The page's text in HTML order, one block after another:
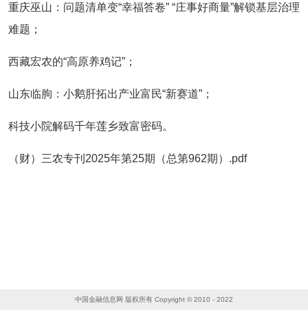
重庆巫山：问题清单变“幸福答卷” “庄事好商量”解锁基层治理
难题；
西藏宏农的“高原养鸡记”；
山东临朐：小鹅肝拓出产业富民“新赛道”；
科技小院解码千年莲乡致富密码。
（财）三农专刊2025年第25期（总第962期）.pdf
中国金融信息网 版权所有 Copyright © 2010 - 2022